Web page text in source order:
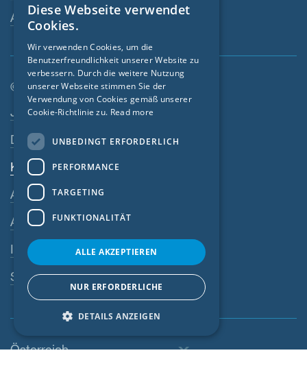
Ansprechperson
© SIGA 2026
Footer-Navigation
Jobs
Datenschutz
Kontakt
AGB
AEB
Impressum
SIGA-Meldesystem
Österreich
ENGLISH
FRENCH
CZECH
NORWEGIAN
Diese Webseite verwendet
Cookies.
Wir verwenden Cookies, um die
Benutzerfreundlichkeit unserer Website zu
verbessern. Durch die weitere Nutzung
unserer Webseite stimmen Sie der
Verwendung von Cookies gemäß unserer
Cookie-Richtlinie zu. Read more
UNBEDINGT ERFORDERLICH
PERFORMANCE
TARGETING
FUNKTIONALITÄT
ALLE AKZEPTIEREN
NUR ERFORDERLICHE
DETAILS ANZEIGEN